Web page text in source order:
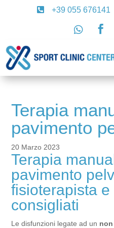
 +39 055 676141
 
Terapia
pavimento
20 Marzo 2023
Terapia
pavimento
fisioterapista
consigliati
Le disfunzioni legate ad un